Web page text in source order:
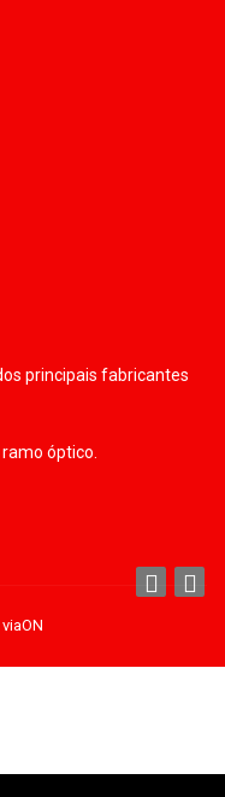
principais fabricantes
óptico.
viaON